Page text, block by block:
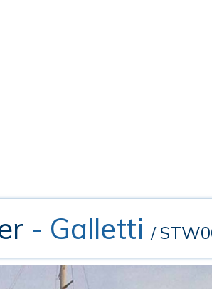
- Galletti /